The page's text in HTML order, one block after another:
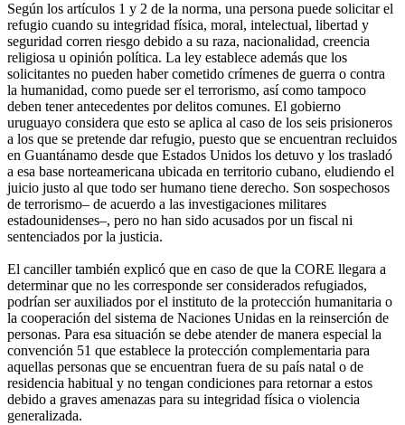
Según los artículos 1 y 2 de la norma, una persona puede solicitar el
refugio cuando su integridad física, moral, intelectual, libertad y
seguridad corren riesgo debido a su raza, nacionalidad, creencia
religiosa u opinión política. La ley establece además que los
solicitantes no pueden haber cometido crímenes de guerra o contra
la humanidad, como puede ser el terrorismo, así como tampoco
deben tener antecedentes por delitos comunes. El gobierno
uruguayo considera que esto se aplica al caso de los seis prisioneros
a los que se pretende dar refugio, puesto que se encuentran recluidos
en Guantánamo desde que Estados Unidos los detuvo y los trasladó
a esa base norteamericana ubicada en territorio cubano, eludiendo el
juicio justo al que todo ser humano tiene derecho. Son sospechosos
de terrorismo– de acuerdo a las investigaciones militares
estadounidenses–, pero no han sido acusados por un fiscal ni
sentenciados por la justicia.
El canciller también explicó que en caso de que la CORE llegara a
determinar que no les corresponde ser considerados refugiados,
podrían ser auxiliados por el instituto de la protección humanitaria o
la cooperación del sistema de Naciones Unidas en la reinserción de
personas. Para esa situación se debe atender de manera especial la
convención 51 que establece la protección complementaria para
aquellas personas que se encuentran fuera de su país natal o de
residencia habitual y no tengan condiciones para retornar a estos
debido a graves amenazas para su integridad física o violencia
generalizada.